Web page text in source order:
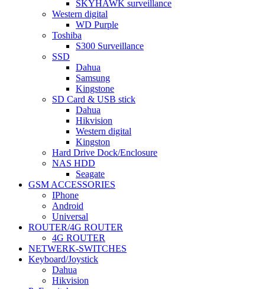
SKYHAWK surveillance
Western digital
WD Purple
Toshiba
S300 Surveillance
SSD
Dahua
Samsung
Kingstone
SD Card & USB stick
Dahua
Hikvision
Western digital
Kingston
Hard Drive Dock/Enclosure
NAS HDD
Seagate
GSM ACCESSORIES
IPhone
Android
Universal
ROUTER/4G ROUTER
4G ROUTER
NETWERK-SWITCHES
Keyboard/Joystick
Dahua
Hikvision